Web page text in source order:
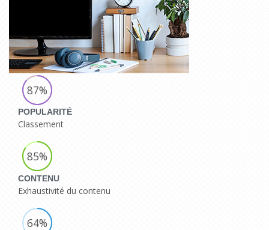
87%
POPULARITÉ
Classement
85%
CONTENU
Exhaustivité du contenu
64%